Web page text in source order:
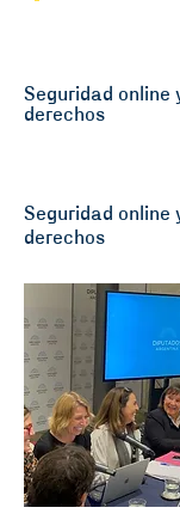
Seguridad online
derechos
Seguridad online
derechos